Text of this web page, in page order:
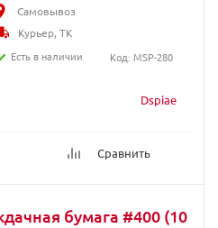
Dspiae
Сравнить
Самовывоз
Курьер, ТК
Есть в наличии
Код: MSP-280
бумага #400 (10